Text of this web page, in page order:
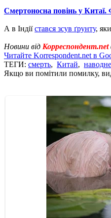
Смертоносна повінь у
А в Індіїстався зсув ґрунту,
Новини від Корреспондент.net
Читайте Korrespondent.net в
ТЕГИ: смерть, Китай,
Якщо ви помітили помилку,